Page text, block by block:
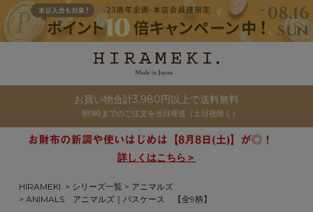
お買い物合計3,980円以上で送料無料
朝9時までのご注文を当日発送（土日祝除く）
詳しくはこちら＞
HIRAMEKI. シリーズ一覧
アニマルズ
ANIMALS アニマルズ｜パスケース 【全9柄】